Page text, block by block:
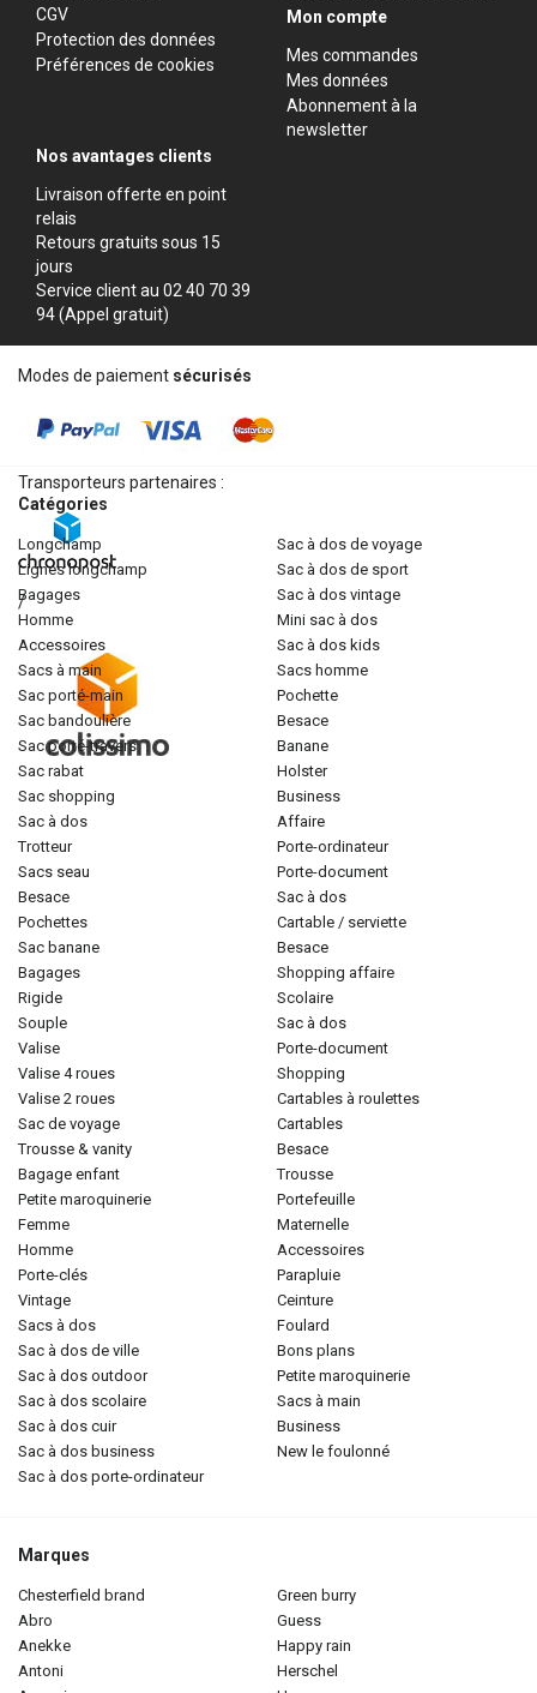
CGV
Protection des données
Préférences de cookies
Mon compte
Mes commandes
Mes données
Abonnement à la
newsletter
Nos avantages clients
Livraison offerte en point
relais
Retours gratuits sous 15
jours
Service client au 02 40 70 39
94 (Appel gratuit)
Modes de paiement sécurisés
Transporteurs partenaires :
/
Catégories
longchamp
lignes longchamp
bagages
homme
accessoires
sacs à main
sac porté-main
sac bandoulière
sac porté-travers
sac rabat
sac shopping
sac à dos
trotteur
sacs seau
besace
pochettes
sac banane
bagages
rigide
souple
valise
valise 4 roues
valise 2 roues
sac de voyage
trousse & vanity
bagage enfant
petite maroquinerie
femme
homme
porte-clés
vintage
sacs à dos
sac à dos de ville
sac à dos outdoor
sac à dos scolaire
sac à dos cuir
sac à dos business
sac à dos porte-ordinateur
sac à dos de voyage
sac à dos de sport
sac à dos vintage
mini sac à dos
sac à dos kids
sacs homme
pochette
besace
banane
holster
business
affaire
porte-ordinateur
porte-document
sac à dos
cartable / serviette
besace
shopping affaire
scolaire
sac à dos
porte-document
shopping
cartables à roulettes
cartables
besace
trousse
portefeuille
maternelle
accessoires
parapluie
ceinture
foulard
bons plans
petite maroquinerie
sacs à main
business
new le foulonné
Marques
chesterfield brand
abro
anekke
antoni
green burry
guess
happy rain
herschel